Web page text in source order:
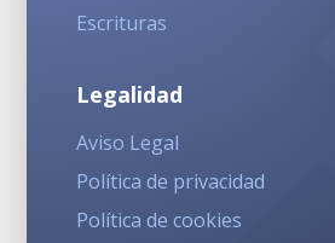
Escrituras
Legalidad
Aviso Legal
Política de privacidad
Política de cookies